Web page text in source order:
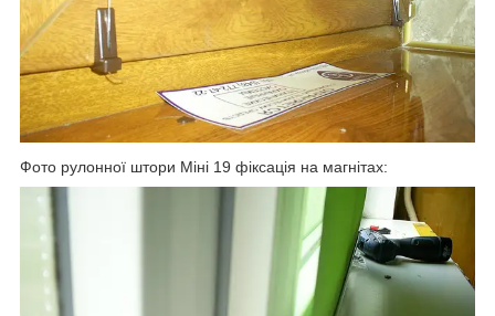
Фото рулонної штори Міні 19 фіксація на магнітах: